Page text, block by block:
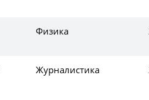
Физика
Журналистика